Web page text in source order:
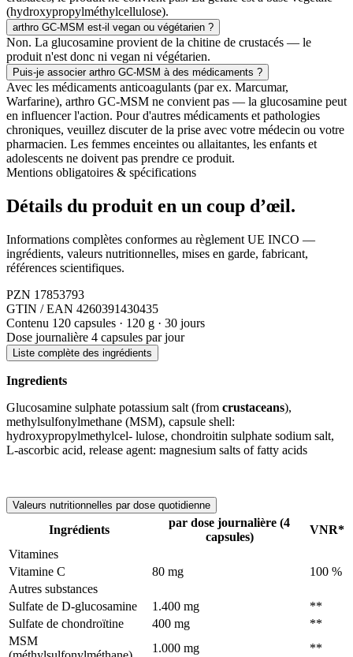
(hydroxypropylméthylcellulose).
arthro GC-MSM est-il vegan ou végétarien ?
Non. La glucosamine provient de la chitine de crustacés — le
produit n'est donc ni vegan ni végétarien.
Puis-je associer arthro GC-MSM à des médicaments ?
Avec les médicaments anticoagulants (par ex. Marcumar,
Warfarine), arthro GC-MSM ne convient pas — la glucosamine peut
en influencer l'action. Pour d'autres médicaments et pathologies
chroniques, veuillez discuter de la prise avec votre médecin ou votre
pharmacien. Les femmes enceintes ou allaitantes, les enfants et
adolescents ne doivent pas prendre ce produit.
Mentions obligatoires & spécifications
Détails du produit en un coup d’œil.
Informations complètes conformes au règlement UE INCO —
ingrédients, valeurs nutritionnelles, mises en garde, fabricant,
références scientifiques.
PZN 17853793
GTIN / EAN 4260391430435
Contenu 120 capsules · 120 g · 30 jours
Dose journalière 4 capsules par jour
Liste complète des ingrédients
Ingredients
Glucosamine sulphate potassium salt (from crustaceans),
methylsulfonylmethane (MSM), capsule shell:
hydroxypropylmethylcel- lulose, chondroitin sulphate sodium salt,
L-ascorbic acid, release agent: magnesium salts of fatty acids
Valeurs nutritionnelles par dose quotidienne
Ingrédients
par dose journalière (4
capsules)
VNR*
Vitamines
Vitamine C
80 mg
100 %
Autres substances
Sulfate de D-glucosamine
1.400 mg
**
Sulfate de chondroïtine
400 mg
**
MSM
1.000 mg **